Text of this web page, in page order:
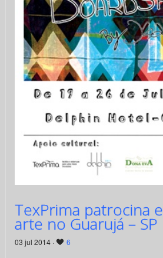
TexPrima patrocina
arte no Guarujá – SP
03 jul 2014 · 6